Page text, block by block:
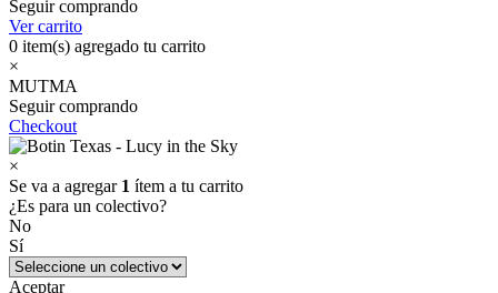
Seguir comprando
Ver carrito
0 item(s) agregado tu carrito
×
MUTMA
Seguir comprando
Checkout
×
Se va a agregar 1 ítem a tu carrito
¿Es para un colectivo?
No
Sí
Aceptar